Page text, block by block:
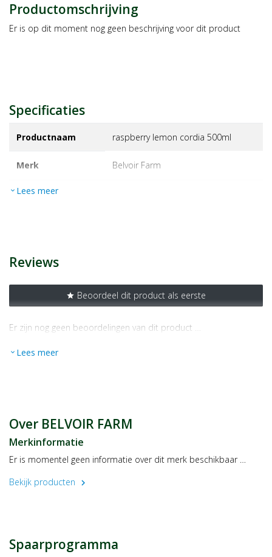
Productomschrijving
Er is op dit moment nog geen beschrijving voor dit product
Specificaties
Productnaam raspberry lemon cordia 500ml
Merk belvoir farm
EAN
expand_more Lees meer
Reviews
star Beoordeel dit product als eerste
Er zijn nog geen beoordelingen van dit product …
expand_more Lees meer
Over BELVOIR FARM
Merkinformatie
Er is momentel geen informatie over dit merk beschikbaar …
Bekijk producten
chevron_right
Spaarprogramma